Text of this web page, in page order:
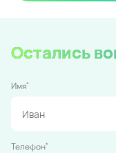
Остались
Имя*
Телефон*